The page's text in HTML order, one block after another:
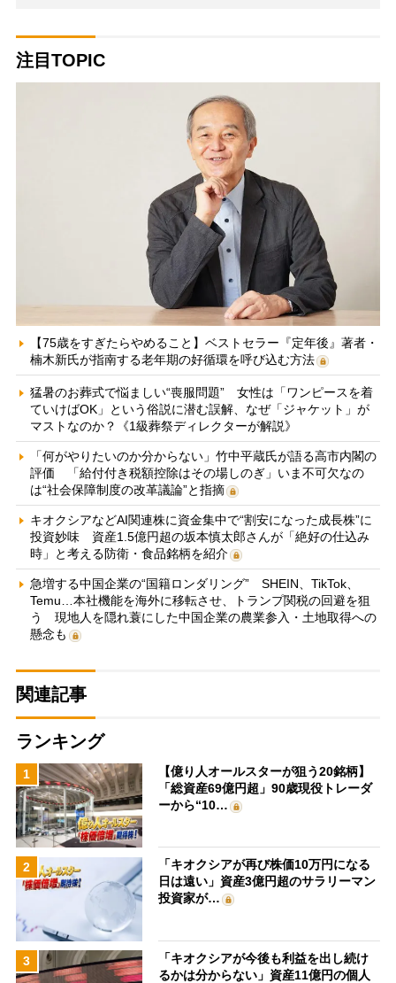
注目TOPIC
【75歳をすぎたらやめること】ベストセラー『定年後』著者・
楠木新氏が指南する老年期の好循環を呼び込む方法
猛暑のお葬式で悩ましい“喪服問題” 女性は「ワンピースを着
ていけばOK」という俗説に潜む誤解、なぜ「ジャケット」が
マストなのか？《1級葬祭ディレクターが解説》
「何がやりたいのか分からない」竹中平蔵氏が語る高市内閣の
評価 「給付付き税額控除はその場しのぎ」いま不可欠なの
は“社会保障制度の改革議論”と指摘
キオクシアなどAI関連株に資金集中で“割安になった成長株”に
投資妙味 資産1.5億円超の坂本慎太郎さんが「絶好の仕込み
時」と考える防衛・食品銘柄を紹介
急増する中国企業の“国籍ロンダリング” SHEIN、TikTok、
Temu…本社機能を海外に移転させ、トランプ関税の回避を狙
う 現地人を隠れ蓑にした中国企業の農業参入・土地取得への
懸念も
関連記事
ランキング
1
【億り人オールスターが狙う20銘柄】
「総資産69億円超」90歳現役トレーダ
ーから“10…
2
「キオクシアが再び株価10万円になる
日は遠い」資産3億円超のサラリーマン
投資家が…
3
「キオクシアが今後も利益を出し続け
るかは分からない」資産11億円の個人